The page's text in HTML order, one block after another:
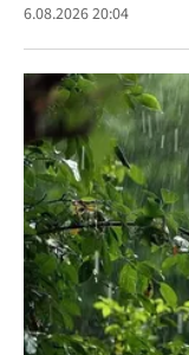
6.08.2026 20:04